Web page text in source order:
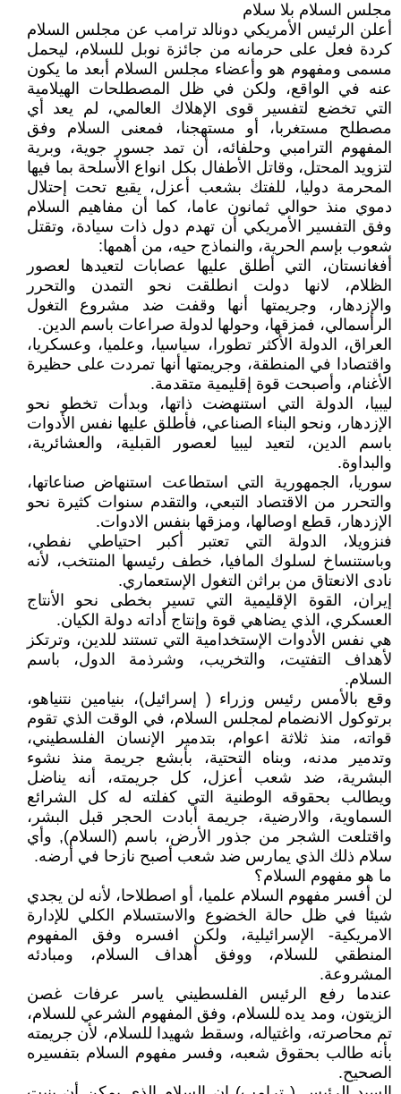
مجلس السلام بلا سلام
أعلن الرئيس الأمريكي دونالد ترامب عن مجلس السلام
كردة فعل على حرمانه من جائزة نوبل للسلام، ليحمل
مسمى ومفهوم هو وأعضاء مجلس السلام أبعد ما يكون
عنه في الواقع، ولكن في ظل المصطلحات الهيلامية
التي تخضع لتفسير قوى الإهلاك العالمي، لم يعد أي
مصطلح مستغربا، أو مستهجنا، فمعنى السلام وفق
المفهوم الترامبي وحلفائه، أن تمد جسور جوية، وبرية
لتزويد المحتل، وقاتل الأطفال بكل انواع الأسلحة بما فيها
المحرمة دوليا، للفتك بشعب أعزل، يقبع تحت إحتلال
دموي منذ حوالي ثمانون عاما، كما أن مفاهيم السلام
وفق التفسير الأمريكي أن تهدم دول ذات سيادة، وتقتل
شعوب بإسم الحرية، والنماذج حيه، من أهمها:
أفغانستان، التي أطلق عليها عصابات لتعيدها لعصور
الظلام، لانها دولت انطلقت نحو التمدن والتحرر
والإزدهار، وجريمتها أنها وقفت ضد مشروع التغول
الرأسمالي، فمزقها، وحولها لدولة صراعات باسم الدين.
العراق، الدولة الأكثر تطورا، سياسيا، وعلميا، وعسكريا،
واقتصادا في المنطقة، وجريمتها أنها تمردت على حظيرة
الأغنام، وأصبحت قوة إقليمية متقدمة.
ليبيا، الدولة التي استنهضت ذاتها، وبدأت تخطو نحو
الإزدهار، ونحو البناء الصناعي، فأطلق عليها نفس الأدوات
باسم الدين، لتعيد ليبيا لعصور القبلية، والعشائرية،
والبداوة.
سوريا، الجمهورية التي استطاعت استنهاض صناعاتها،
والتحرر من الاقتصاد التبعي، والتقدم سنوات كثيرة نحو
الإزدهار، قطع اوصالها، ومزقها بنفس الادوات.
فنزويلا، الدولة التي تعتبر أكبر احتياطي نفطي،
وباستنساخ لسلوك المافيا، خطف رئيسها المنتخب، لأنه
نادى الانعتاق من براثن التغول الإستعماري.
إيران، القوة الإقليمية التي تسير بخطى نحو الأنتاج
العسكري، الذي يضاهي قوة وإنتاج أداته دولة الكيان.
هي نفس الأدوات الإستخدامية التي تستند للدين، وترتكز
لأهداف التفتيت، والتخريب، وشرذمة الدول، باسم
السلام.
وقع بالأمس رئيس وزراء ( إسرائيل)، بنيامين نتنياهو،
برتوكول الانضمام لمجلس السلام، في الوقت الذي تقوم
قواته، منذ ثلاثة اعوام، بتدمير الإنسان الفلسطيني،
وتدمير مدنه، وبناه التحتية، بأبشع جريمة منذ نشوء
البشرية، ضد شعب أعزل، كل جريمته، أنه يناضل
ويطالب بحقوقه الوطنية التي كفلته له كل الشرائع
السماوية، والارضية، جريمة أبادت الحجر قبل البشر،
واقتلعت الشجر من جذور الأرض، باسم (السلام), وأي
سلام ذلك الذي يمارس ضد شعب أصبح نازحا في أرضه.
ما هو مفهوم السلام؟
لن أفسر مفهوم السلام علميا، أو اصطلاحا، لأنه لن يجدي
شيئا في ظل حالة الخضوع والاستسلام الكلي للإدارة
الامريكية- الإسرائيلية، ولكن افسره وفق المفهوم
المنطقي للسلام، ووفق أهداف السلام، ومبادئه
المشروعة.
عندما رفع الرئيس الفلسطيني ياسر عرفات غصن
الزيتون، ومد يده للسلام، وفق المفهوم الشرعي للسلام،
تم محاصرته، واغتياله، وسقط شهيدا للسلام، لأن جريمته
بأنه طالب بحقوق شعبه، وفسر مفهوم السلام بتفسيره
الصحيح.